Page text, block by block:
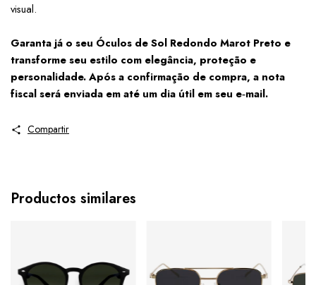
visual.
Garanta já o seu Óculos de Sol Redondo Marot Preto e
transforme seu estilo com elegância, proteção e
personalidade. Após a confirmação de compra, a nota
fiscal será enviada em até um dia útil em seu e‑mail.
Compartir
Productos similares